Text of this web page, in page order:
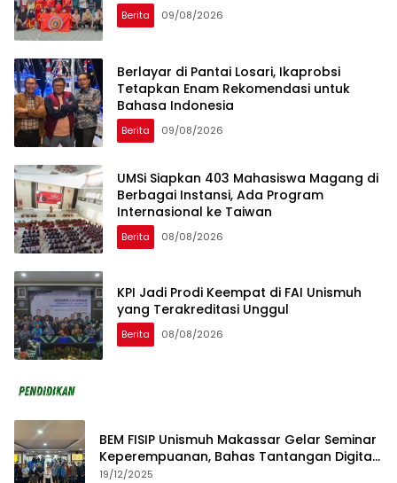
Berita 09/08/2026
Berlayar di Pantai Losari, Ikaprobsi
Tetapkan Enam Rekomendasi untuk
Bahasa Indonesia
Berita 09/08/2026
UMSi Siapkan 403 Mahasiswa Magang di
Berbagai Instansi, Ada Program
Internasional ke Taiwan
Berita 08/08/2026
KPI Jadi Prodi Keempat di FAI Unismuh
yang Terakreditasi Unggul
Berita 08/08/2026
BEM FISIP Unismuh Makassar Gelar Seminar
Keperempuanan, Bahas Tantangan Digital
dan Budaya Lokal
19/12/2025